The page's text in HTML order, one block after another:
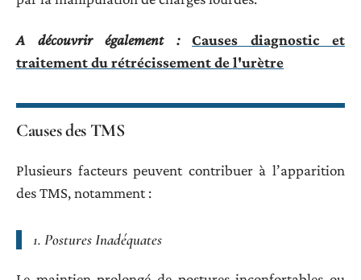
A découvrir également :
Causes diagnostic et
traitement du rétrécissement de l'urètre
Causes des TMS
Plusieurs facteurs peuvent contribuer à l’apparition
des TMS, notamment :
1. Postures Inadéquates